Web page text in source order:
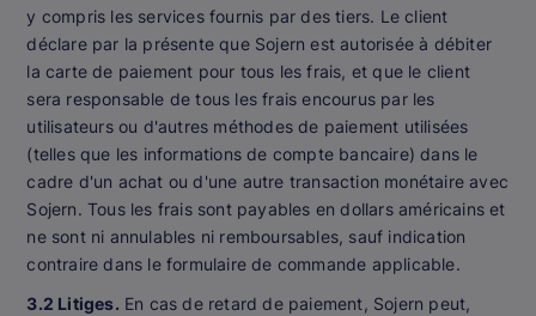
y compris les services fournis par des tiers. Le client
déclare par la présente que Sojern est autorisée à débiter
la carte de paiement pour tous les frais, et que le client
sera responsable de tous les frais encourus par les
utilisateurs ou d'autres méthodes de paiement utilisées
(telles que les informations de compte bancaire) dans le
cadre d'un achat ou d'une autre transaction monétaire avec
Sojern. Tous les frais sont payables en dollars américains et
ne sont ni annulables ni remboursables, sauf indication
contraire dans le formulaire de commande applicable.
3.2 Litiges. En cas de retard de paiement, Sojern peut,